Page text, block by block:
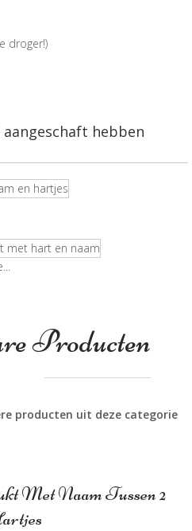
droger!)
hebben
Producten
producten uit deze categorie
Met Naam Tussen 2